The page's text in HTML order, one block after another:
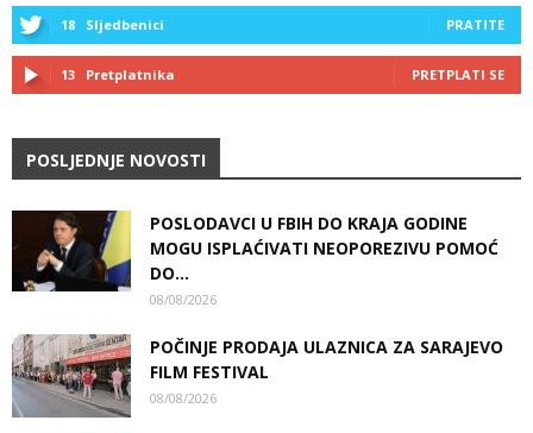
18 Sljedbenici PRATITE
13 Pretplatnika PRETPLATI SE
POSLJEDNJE NOVOSTI
POSLODAVCI U FBIH DO KRAJA GODINE
MOGU ISPLAĆIVATI NEOPOREZIVU POMOĆ
DO...
08/08/2026
POČINJE PRODAJA ULAZNICA ZA SARAJEVO
FILM FESTIVAL
08/08/2026